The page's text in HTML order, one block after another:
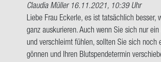
Claudia Müller16.11.2021, 10:39 Uhr
Ant­
wort
auf
Hallo
Liebe Frau Ecker­le, es ist tat­säch­lich bes­ser,
ganz aus­ku­rie­ren. Auch wenn Sie sich nur
und ver­schleimt füh­len, soll­ten Sie sich noch
gön­nen und Ihren Blut­spen­de­ter­min